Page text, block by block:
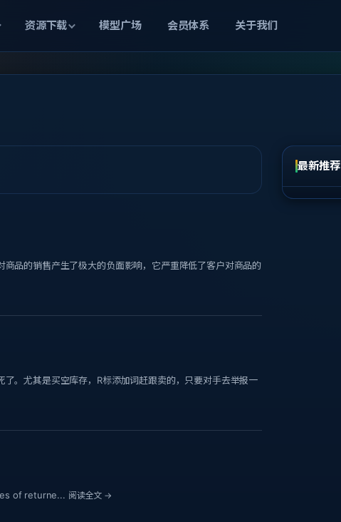
资源下载 模型广场 会员体系 关于我们
品的销售产生了极大的负面影响，它严重降低了客户对商品的
。尤其是买空库存，R标添加词赶跟卖的，只要对手去举报一
of returne... 阅读全文 →
最新推荐